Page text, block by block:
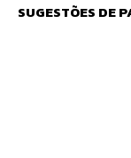
SUGESTÕES DE